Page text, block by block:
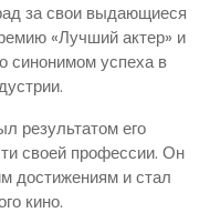
за свои выдающиеся
«Лучший актер» и
синонимом успеха в
результатом его
своей профессии. Он
достижениям и стал
кино.